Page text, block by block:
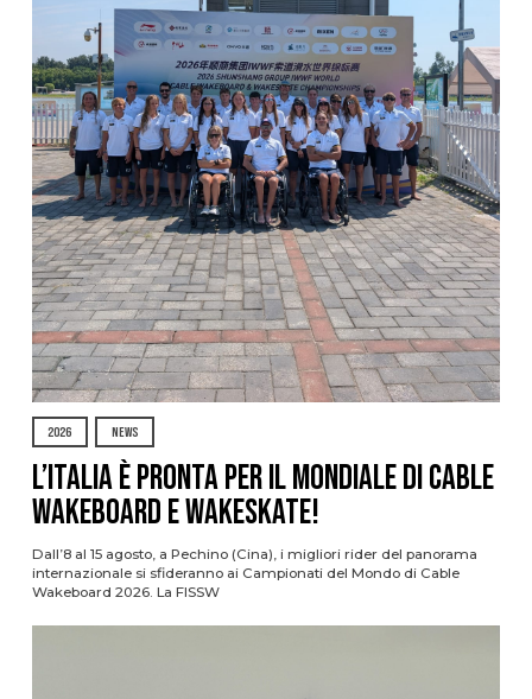
2026 NEWS
L’Italia è pronta per il Mondiale di Cable
Wakeboard e Wakeskate!
Dall’8 al 15 agosto, a Pechino (Cina), i migliori rider del panorama
internazionale si sfideranno ai Campionati del Mondo di Cable
Wakeboard 2026. La FISSW